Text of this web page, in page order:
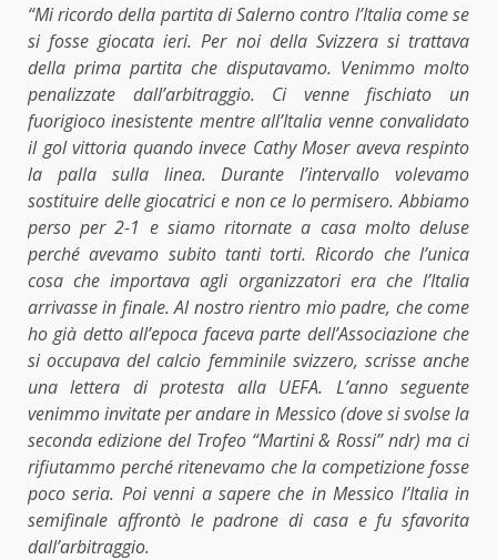
“Mi ricordo della partita di Salerno contro l’Italia come se
si fosse giocata ieri. Per noi della Svizzera si trattava
della prima partita che disputavamo. Venimmo molto
penalizzate dall’arbitraggio. Ci venne fischiato un
fuorigioco inesistente mentre all’Italia venne convalidato
il gol vittoria quando invece Cathy Moser aveva respinto
la palla sulla linea. Durante l’intervallo volevamo
sostituire delle giocatrici e non ce lo permisero. Abbiamo
perso per 2-1 e siamo ritornate a casa molto deluse
perché avevamo subito tanti torti. Ricordo che l’unica
cosa che importava agli organizzatori era che l’Italia
arrivasse in finale. Al nostro rientro mio padre, che come
ho già detto all’epoca faceva parte dell’Associazione che
si occupava del calcio femminile svizzero, scrisse anche
una lettera di protesta alla UEFA. L’anno seguente
venimmo invitate per andare in Messico (dove si svolse la
seconda edizione del Trofeo “Martini & Rossi” ndr) ma ci
rifiutammo perché ritenevamo che la competizione fosse
poco seria. Poi venni a sapere che in Messico l’Italia in
semifinale affrontò le padrone di casa e fu sfavorita
dall’arbitraggio.